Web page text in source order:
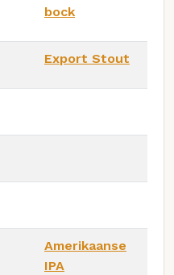
bock
Export Stout
Amerikaanse
IPA